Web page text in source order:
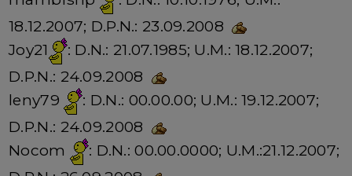
18.12.2007; D.P.N.: 23.09.2008
Joy21
: D.N.: 21.07.1985; U.M.: 18.12.2007;
D.P.N.: 24.09.2008
leny79
: D.N.: 00.00.00; U.M.: 19.12.2007;
D.P.N.: 24.09.2008
Nocom
: D.N.: 00.00.0000; U.M.:21.12.2007;